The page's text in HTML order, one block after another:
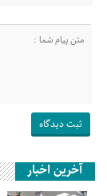
آخرین اخبار